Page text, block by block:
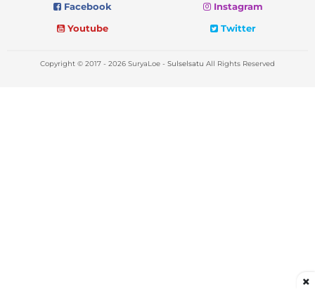
Facebook
Instagram
Youtube
Twitter
Copyright © 2017 - 2026 SuryaLoe - Sulselsatu All Rights Reserved
×